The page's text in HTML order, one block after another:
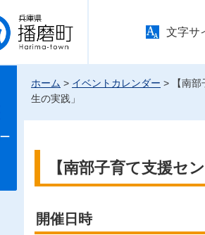
県 播
文字サ
ホーム > イベントカレンダー > 【南部
生の実践」
【南部子育て支援セ
開催日時